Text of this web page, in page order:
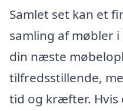
Samlet set kan et
samling af møbler
din næste
tilfredsstillende,
tid og kræfter. Hvis